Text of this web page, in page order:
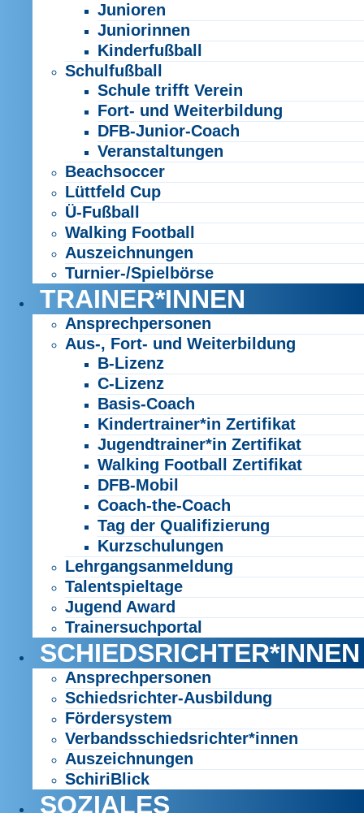
Junioren
Juniorinnen
Kinderfußball
Schulfußball
Schule trifft Verein
Fort- und Weiterbildung
DFB-Junior-Coach
Veranstaltungen
Beachsoccer
Lüttfeld Cup
Ü-Fußball
Walking Football
Auszeichnungen
Turnier-/Spielbörse
TRAINER*INNEN
Ansprechpersonen
Aus-, Fort- und Weiterbildung
B-Lizenz
C-Lizenz
Basis-Coach
Kindertrainer*in Zertifikat
Jugendtrainer*in Zertifikat
Walking Football Zertifikat
DFB-Mobil
Coach-the-Coach
Tag der Qualifizierung
Kurzschulungen
Lehrgangsanmeldung
Talentspieltage
Jugend Award
Trainersuchportal
SCHIEDSRICHTER*INNEN
Ansprechpersonen
Schiedsrichter-Ausbildung
Fördersystem
Verbandsschiedsrichter*innen
Auszeichnungen
SchiriBlick
SOZIALES